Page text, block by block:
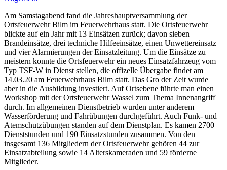
Am Samstagabend fand die Jahreshauptversammlung der
Ortsfeuerwehr Bilm im Feuerwehrhaus statt. Die Ortsfeuerwehr
blickte auf ein Jahr mit 13 Einsätzen zurück; davon sieben
Brandeinsätze, drei techniche Hilfeeinsätze, einen Unwettereinsatz
und vier Alarmierungen der Einsatzleitung. Um die Einsätze zu
meistern konnte die Ortsfeuerwehr ein neues Einsatzfahrzeug vom
Typ TSF-W in Dienst stellen, die offizelle Übergabe findet am
14.03.20 am Feuerwehrhaus Bilm statt. Das Gro der Zeit wurde
aber in die Ausbildung investiert. Auf Ortsebene führte man einen
Workshop mit der Ortsfeuerwehr Wassel zum Thema Innenangriff
durch. Im allgemeinen Dienstbetrieb wurden unter anderem
Wasserförderung und Fahrübungen durchgeführt. Auch Funk- und
Atemschutzübungen standen auf dem Dienstplan. Es kamen 2700
Dienststunden und 190 Einsatzstunden zusammen. Von den
insgesamt 136 Mitgliedern der Ortsfeuerwehr gehören 44 zur
Einsatzabteilung sowie 14 Alterskameraden und 59 förderne
Mitglieder.